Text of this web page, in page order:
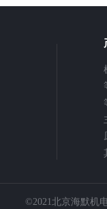
©2021北京海默机